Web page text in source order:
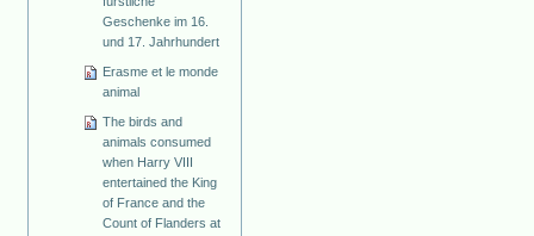
Geschenke im 16.
und 17. Jahrhundert
Erasme et le monde
animal
The birds and
animals consumed
when Harry VIII
entertained the King
of France and the
Count of Flanders at